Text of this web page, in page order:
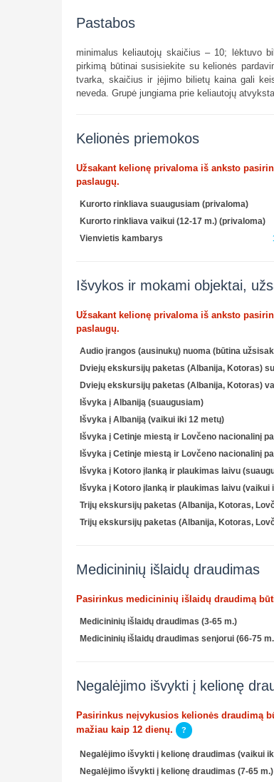
Pastabos
minimalus keliautojų skaičius – 10; lėktuvo
pirkimą būtinai susisiekite su kelionės
tvarka, skaičius ir įėjimo bilietų kaina gali
neveda. Grupė jungiama prie keliautojų
Kelionės priemokos
Užsakant kelionę privaloma iš anksto
paslaugų.
Kurorto rinkliava suaugusiam (privaloma)
Kurorto rinkliava vaikui (12-17 m.) (privaloma)
Vienvietis kambarys
Išvykos ir mokami objektai,
Užsakant kelionę privaloma iš anksto
paslaugų.
Audio įrangos (ausinukų) nuoma (būtina
Dviejų ekskursijų paketas (Albanija, Kotoras)
Dviejų ekskursijų paketas (Albanija, Kotoras)
Išvyka į Albaniją (suaugusiam)
Išvyka į Albaniją (vaikui iki 12 metų)
Išvyka į Cetinje miestą ir Lovčeno nacionalinį
Išvyka į Cetinje miestą ir Lovčeno nacionalinį
Išvyka į Kotoro įlanką ir plaukimas laivu
Išvyka į Kotoro įlanką ir plaukimas laivu (vaikui
Trijų ekskursijų paketas (Albanija, Kotoras,
Trijų ekskursijų paketas (Albanija, Kotoras,
Medicininių išlaidų draudimas
Pasirinkus medicininių išlaidų draudimą
Medicininių išlaidų draudimas (3-65 m.)
Medicininių išlaidų draudimas senjorui (66-75
Negalėjimo išvykti į kelionę
Pasirinkus neįvykusios kelionės draudimą
mažiau kaip 12 dienų.
?
Negalėjimo išvykti į kelionę draudimas (vaikui
Negalėjimo išvykti į kelionę draudimas (7-65 m.)